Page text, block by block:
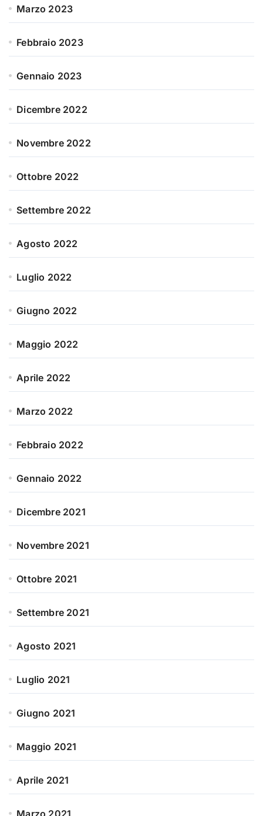
Marzo 2023
Febbraio 2023
Gennaio 2023
Dicembre 2022
Novembre 2022
Ottobre 2022
Settembre 2022
Agosto 2022
Luglio 2022
Giugno 2022
Maggio 2022
Aprile 2022
Marzo 2022
Febbraio 2022
Gennaio 2022
Dicembre 2021
Novembre 2021
Ottobre 2021
Settembre 2021
Agosto 2021
Luglio 2021
Giugno 2021
Maggio 2021
Aprile 2021